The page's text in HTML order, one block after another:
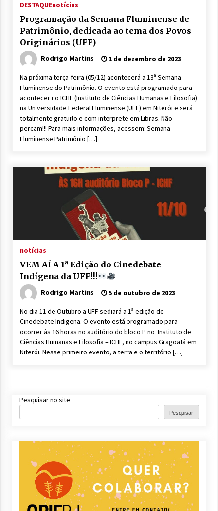
DESTAQUEnotícias
Programação da Semana Fluminense de
Patrimônio, dedicada ao tema dos Povos
Originários (UFF)
Rodrigo Martins 1 de dezembro de 2023
Na próxima terça-feira (05/12) acontecerá a 13ª Semana
Fluminense do Patrimônio. O evento está programado para
acontecer no ICHF (Instituto de Ciências Humanas e Filosofia)
na Universidade Federal Fluminense (UFF) em Niterói e será
totalmente gratuito e com interprete em Libras. Não
percam!!! Para mais informações, acessem: Semana
Fluminense Patrimônio […]
notícias
VEM AÍ A 1ª Edição do Cinedebate
Indígena da UFF!!!
Rodrigo Martins 5 de outubro de 2023
No dia 11 de Outubro a UFF sediará a 1ª edição do
Cinedebate Indigena. O evento está programado para
ocorrer às 16 horas no auditório do bloco P no Instituto de
Ciências Humanas e Filosofia – ICHF, no campus Gragoatá em
Niterói. Nesse primeiro evento, a terra e o território […]
Pesquisar no site
Pesquisar